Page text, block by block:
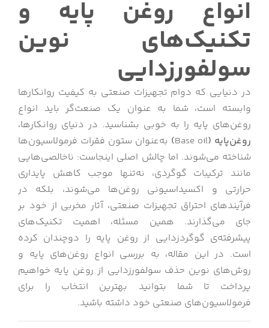
انواع روغن‌ پایه و
تکنیک‌های نوین
سولفورزدایی
در دنیایی که دوام تجهیزات صنعتی به کیفیت روانکارها
وابسته است، شما به عنوان یک صنعت‌گر باید انواع
روغن‌های پایه را به خوبی بشناسید. در دنیای روانکارها،
روغن‌پایه (Base oil
) به‌عنوان ستون فقرات فرمولاسیون‌ها
شناخته می‌شوند. اما چالش اصلی اینجاست: ناخالصی‌هایی
مانند ترکیبات گوگردی، نه‌تنها موجب کاهش پایداری
حرارتی و اکسیداسیونی روغن‌ها می‌شوند، بلکه در
فرآیندهای احتراق تجهیزات صنعتی، آثار مخربی از خود بر
جای می‌گذارند. همین مسئله، اهمیت تکنیک‌های
پیشرفته‌ی گوگردزدایی از روغن پایه را دوچندان کرده
است. در این مقاله، به بررسی انواع روغن‌های پایه و
روش‌های نوین حذف سولفورزدایی از روغن پایه خواهیم
پرداخت تا شما بتوانید بهترین انتخاب را برای
فرمولاسیون‌های صنعتی خود داشته باشید.